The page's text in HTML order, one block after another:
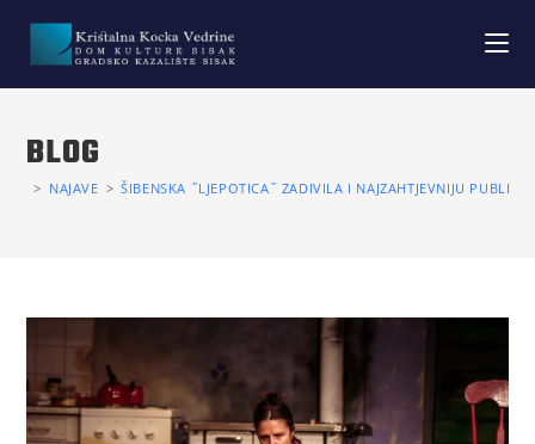
BLOG
> NAJAVE > ŠIBENSKA ˝LJEPOTICA˝ ZADIVILA I NAJZAHTJEVNIJU PUBLIKU